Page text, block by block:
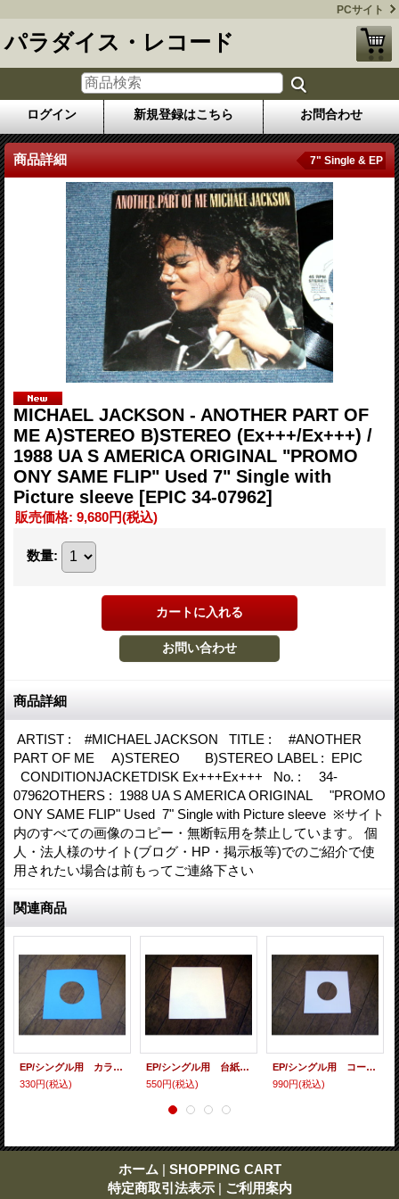
PCサイト
パラダイス・レコード
ログイン 新規登録はこちら お問合わせ
商品詳細 7" Single & EP
MICHAEL JACKSON - ANOTHER PART OF
ME A)STEREO B)STEREO (Ex+++/Ex+++) /
1988 UA S AMERICA ORIGINAL "PROMO
ONY SAME FLIP" Used 7" Single with
Picture sleeve [EPIC 34-07962]
販売価格: 9,680円(税込)
数量:
商品詳細
ARTIST : #MICHAEL JACKSON TITLE : #ANOTHER
PART OF ME A)STEREO B)STEREO LABEL : EPIC
CONDITIONJACKETDISK Ex+++Ex+++ No. : 34-
07962OTHERS : 1988 UA S AMERICA ORIGINAL "PROMO
ONY SAME FLIP" Used 7" Single with Picture sleeve ※サイト
内のすべての画像のコピー・無断転用を禁止しています。 個
人・法人様のサイト(ブログ・HP・掲示板等)でのご紹介で使
用されたい場合は前もってご連絡下さい
関連商品
EP/シングル用 カラースリーヴ（全4色） 5枚セット
330円(税込)
EP/シングル用 台紙 10枚セット
550円(税込)
EP/シングル用 コート紙丸穴ジャケ 白 10 copies set / １０枚セット
990円(税込)
ホーム | SHOPPING CART
特定商取引法表示 | ご利用案内